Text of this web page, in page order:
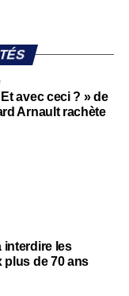
avec ceci ? » de
Arnault rachète
interdire les
plus de 70 ans